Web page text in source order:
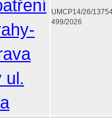
ul.
UMCP14/26/
499/2026